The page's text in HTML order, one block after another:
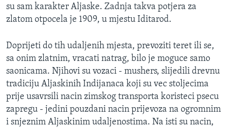
Learning English
PRATITE NAS
Jezici
su sam karakter Aljaske. Zadnja takva potjera za
zlatom otpocela je 1909, u mjestu Iditarod.
Doprijeti do tih udaljenih mjesta, prevoziti teret ili se,
sa onim zlatnim, vracati natrag, bilo je moguce samo
saonicama. Njihovi su vozaci - mushers, slijedili drevnu
tradiciju Aljaskinih Indijanaca koji su vec stoljecima
prije usavrsili nacin zimskog transporta koristeci psecu
zapregu - jedini pouzdani nacin prijevoza na ogromnim
i snjeznim Aljaskinim udaljenostima. Na isti su nacin,